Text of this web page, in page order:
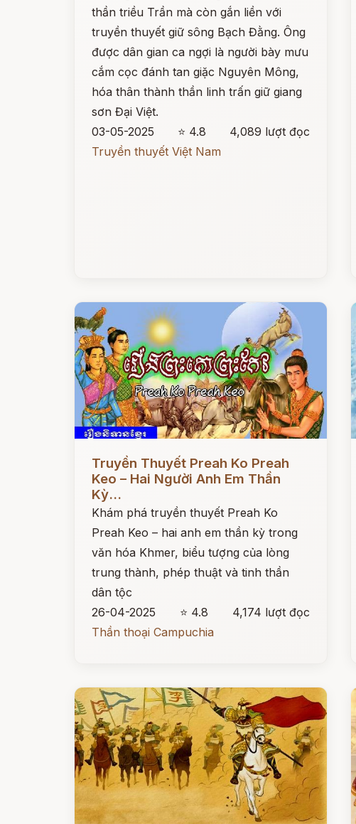
thần triều Trần mà còn gắn liền với
truyền thuyết giữ sông Bạch Đằng. Ông
được dân gian ca ngợi là người bày mưu
cắm cọc đánh tan giặc Nguyên Mông,
hóa thân thành thần linh trấn giữ giang
sơn Đại Việt.
03-05-2025
⭐ 4.8
4,089 lượt đọc
Truyền thuyết Việt Nam
Đọc ngay
Truyền Thuyết Preah Ko Preah
Keo – Hai Người Anh Em Thần
Kỳ...
Khám phá truyền thuyết Preah Ko
Preah Keo – hai anh em thần kỳ trong
văn hóa Khmer, biểu tượng của lòng
trung thành, phép thuật và tinh thần
dân tộc
26-04-2025
⭐ 4.8
4,174 lượt đọc
Thần thoại Campuchia